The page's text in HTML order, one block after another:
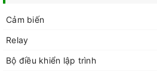
Cảm biến
Relay
Bộ điều khiển lập trình